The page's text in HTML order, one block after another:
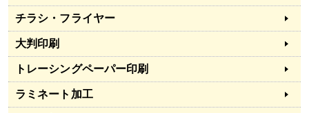
チラシ・フライヤー
大判印刷
トレーシングペーパー印刷
ラミネート加工